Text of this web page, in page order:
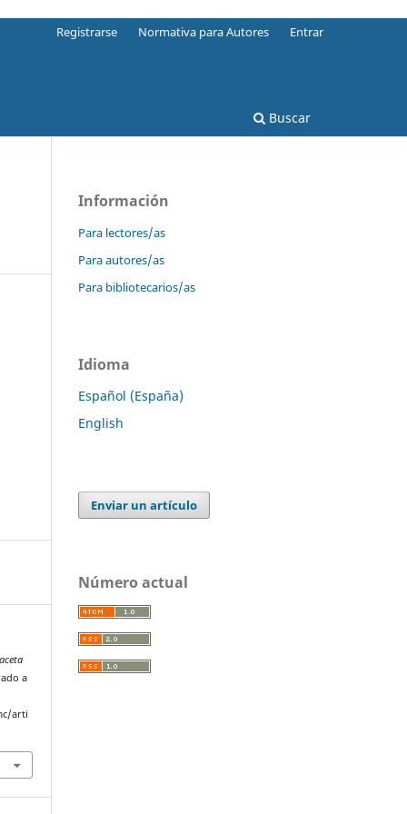
Buscar
Registrarse Normativa para Autores Entrar
a
arti
Información
Para lectores/as
Para autores/as
Para bibliotecarios/as
Idioma
Español (España)
English
Enviar un artículo
Número actual